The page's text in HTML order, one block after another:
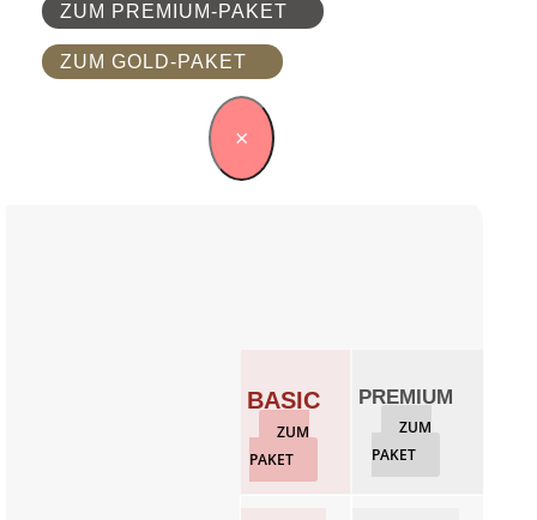
ZUM PREMIUM-PAKET
ZUM GOLD-PAKET
×
BASIC
ZUM
PAKET
PREMIUM
ZUM
PAKET